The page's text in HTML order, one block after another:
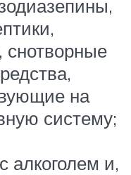
снотворные
на
систему;
алкоголем и,